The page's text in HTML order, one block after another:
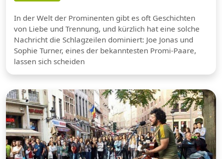
In der Welt der Prominenten gibt es oft Geschichten
von Liebe und Trennung, und kürzlich hat eine solche
Nachricht die Schlagzeilen dominiert: Joe Jonas und
Sophie Turner, eines der bekanntesten Promi-Paare,
lassen sich scheiden